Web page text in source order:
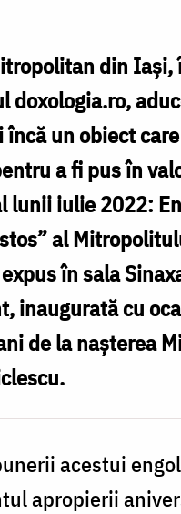
din
doxologia.ro,
un obiect
a fi pus în
lunii iulie 2022:
al
în sala
inaugurată cu
de la nașterea
acestui
apropierii